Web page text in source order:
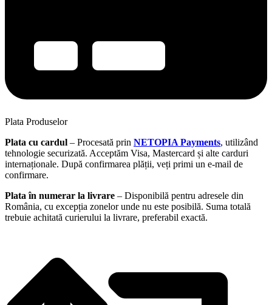
Plata Produselor
Plata cu cardul – Procesată prin NETOPIA Payments, utilizând
tehnologie securizată. Acceptăm Visa, Mastercard și alte carduri
internaționale. După confirmarea plății, veți primi un e-mail de
confirmare.
Plata în numerar la livrare – Disponibilă pentru adresele din
România, cu excepția zonelor unde nu este posibilă. Suma totală
trebuie achitată curierului la livrare, preferabil exactă.